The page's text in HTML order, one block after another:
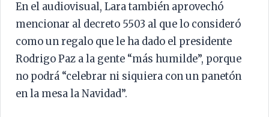
En el audiovisual, Lara también aprovechó
mencionar al decreto 5503 al que lo consideró
como un regalo que le ha dado el presidente
Rodrigo Paz a la gente “más humilde”, porque
no podrá “celebrar ni siquiera con un panetón
en la mesa la Navidad”.